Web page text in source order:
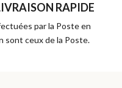
RAPIDE
par la Poste en
sont ceux de la Poste.